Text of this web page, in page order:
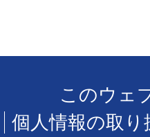
このウェ
個人情報の取